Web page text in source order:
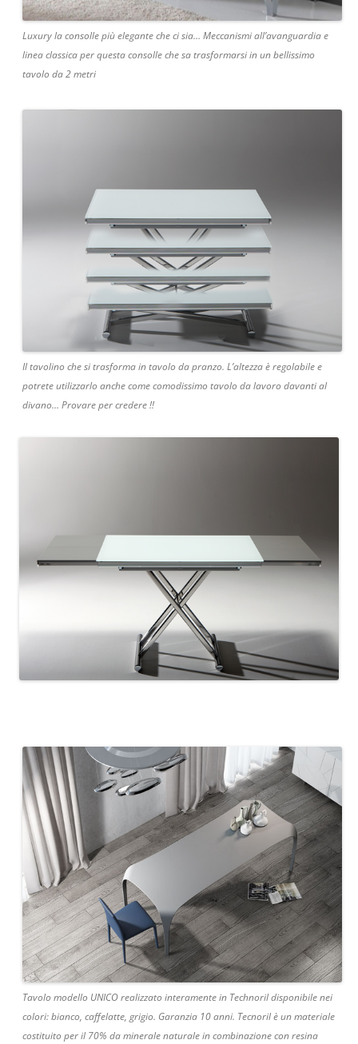
Luxury la consolle più elegante che ci sia… Meccanismi all’avanguardia e
linea classica per questa consolle che sa trasformarsi in un bellissimo
tavolo da 2 metri
Il tavolino che si trasforma in tavolo da pranzo. L’altezza è regolabile e
potrete utilizzarlo anche come comodissimo tavolo da lavoro davanti al
divano… Provare per credere !!
Tavolo modello UNICO realizzato interamente in Technoril disponibile nei
colori: bianco, caffelatte, grigio. Garanzia 10 anni. Tecnoril è un materiale
costituito per il 70% da minerale naturale in combinazione con resina